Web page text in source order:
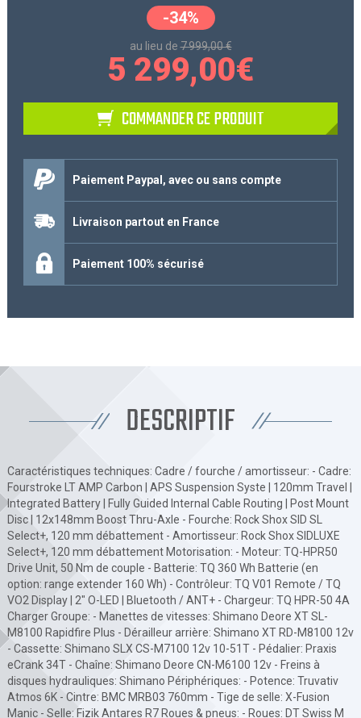
-34%
au lieu de7 999,00 €
5 299,00€
COMMANDER CE PRODUIT
Paiement Paypal, avec ou sans compte
Livraison partout en France
Paiement 100% sécurisé
DESCRIPTIF
Caractéristiques techniques: Cadre / fourche / amortisseur: - Cadre:
Fourstroke LT AMP Carbon | APS Suspension Syste | 120mm Travel |
Integrated Battery | Fully Guided Internal Cable Routing | Post Mount
Disc | 12x148mm Boost Thru-Axle - Fourche: Rock Shox SID SL
Select+, 120 mm débattement - Amortisseur: Rock Shox SIDLUXE
Select+, 120 mm débattement Motorisation: - Moteur: TQ-HPR50
Drive Unit, 50 Nm de couple - Batterie: TQ 360 Wh Batterie (en
option: range extender 160 Wh) - Contrôleur: TQ V01 Remote / TQ
VO2 Display | 2" O-LED | Bluetooth / ANT+ - Chargeur: TQ HPR-50 4A
Charger Groupe: - Manettes de vitesses: Shimano Deore XT SL-
M8100 Rapidfire Plus - Dérailleur arrière: Shimano XT RD-M8100 12v
- Cassette: Shimano SLX CS-M7100 12v 10-51T - Pédalier: Praxis
eCrank 34T - Chaîne: Shimano Deore CN-M6100 12v - Freins à
disques hydrauliques: Shimano Périphériques: - Potence: Truvativ
Atmos 6K - Cintre: BMC MRB03 760mm - Tige de selle: X-Fusion
Manic - Selle: Fizik Antares R7 Roues & pneus: - Roues: DT Swiss M